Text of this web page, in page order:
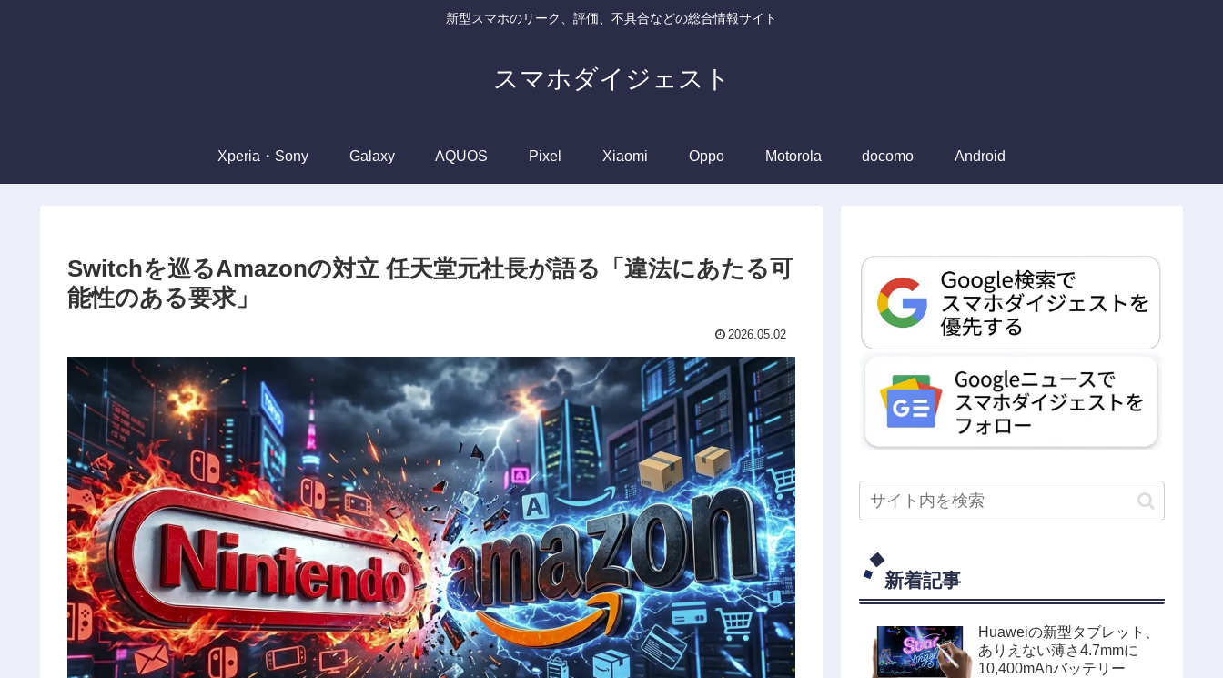
新型スマホのリーク、評価、不具合などの総合情報サイト
スマホダイジェスト
Xperia・Sony Galaxy AQUOS Pixel Xiaomi Oppo Motorola docomo Android
Switchを巡るAmazonの対立 任天堂元社長が語る「違法にあたる可
能性のある要求」
2026.05.02
新着記事
Huaweiの新型タブレット、
ありえない薄さ4.7mmに
10,400mAhバッテリー